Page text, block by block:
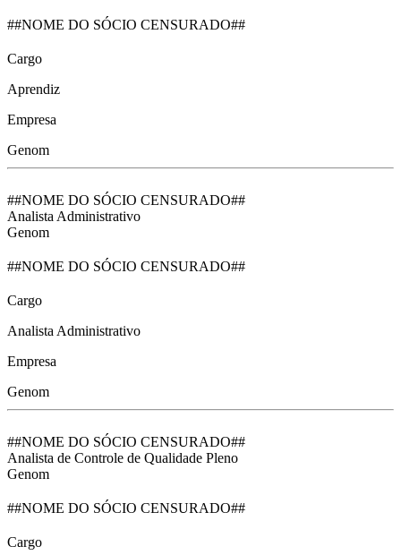
##NOME DO SÓCIO CENSURADO##
Cargo
Aprendiz
Empresa
Genom
##NOME DO SÓCIO CENSURADO##
Analista Administrativo
Genom
##NOME DO SÓCIO CENSURADO##
Cargo
Analista Administrativo
Empresa
Genom
##NOME DO SÓCIO CENSURADO##
Analista de Controle de Qualidade Pleno
Genom
##NOME DO SÓCIO CENSURADO##
Cargo